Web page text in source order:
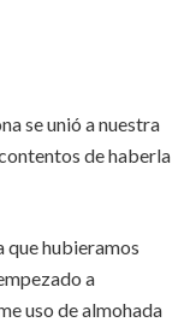
se unió a nuestra
de haberla
que hubieramos
a
uso de almohada